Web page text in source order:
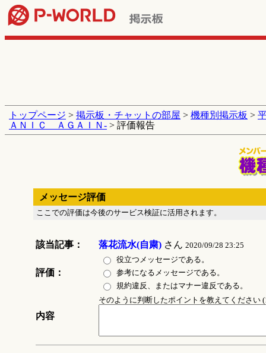
トップページ > 掲示板・チャットの部屋 > 機種別掲示板 >
ＡＮＩＣ ＡＧＡＩＮ‐ > 評価報告
メッセージ評価
ここでの評価は今後のサービス検証に活用されます。
該当記事： 落花流水(自粛)さん 2020/09/28 23:25
評価：
役立つメッセージである。
参考になるメッセージである。
規約違反、またはマナー違反である。
内容
そのように判断したポイントを教えてください